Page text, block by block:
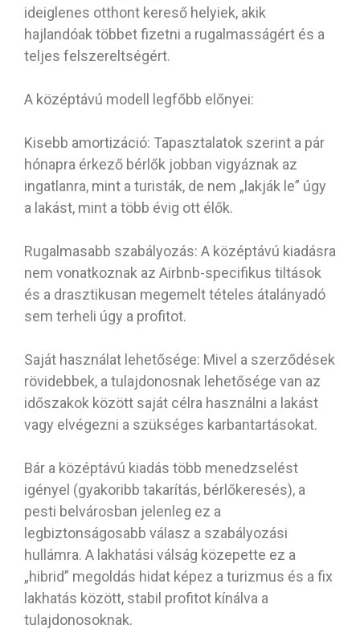
ideiglenes otthont kereső helyiek, akik
hajlandóak többet fizetni a rugalmasságért és a
teljes felszereltségért.
A középtávú modell legfőbb előnyei:
Kisebb amortizáció: Tapasztalatok szerint a pár
hónapra érkező bérlők jobban vigyáznak az
ingatlanra, mint a turisták, de nem „lakják le” úgy
a lakást, mint a több évig ott élők.
Rugalmasabb szabályozás: A középtávú kiadásra
nem vonatkoznak az Airbnb-specifikus tiltások
és a drasztikusan megemelt tételes átalányadó
sem terheli úgy a profitot.
Saját használat lehetősége: Mivel a szerződések
rövidebbek, a tulajdonosnak lehetősége van az
időszakok között saját célra használni a lakást
vagy elvégezni a szükséges karbantartásokat.
Bár a középtávú kiadás több menedzselést
igényel (gyakoribb takarítás, bérlőkeresés), a
pesti belvárosban jelenleg ez a
legbiztonságosabb válasz a szabályozási
hullámra. A lakhatási válság közepette ez a
„hibrid” megoldás hidat képez a turizmus és a fix
lakhatás között, stabil profitot kínálva a
tulajdonosoknak.